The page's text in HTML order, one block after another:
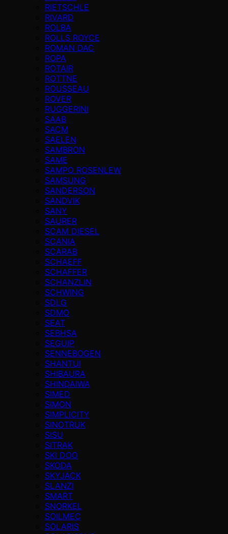
RIETSCHLE
RIVARD
ROLBA
ROLLS ROYCE
ROMAN DAC
ROPA
ROTAIR
ROTTNE
ROUSSEAU
ROVER
RUGGERINI
SAAB
SACM
SAELEN
SAMBRON
SAME
SAMPO ROSENLEW
SAMSUNG
SANDERSON
SANDVIK
SANY
SAURER
SCAM DIESEL
SCANIA
SCARAB
SCHAEFF
SCHAFFER
SCHANZLIN
SCHWING
SDLG
SDMO
SEAT
SEBHSA
SEGUIP
SENNEBOGEN
SHANTUI
SHIBAURA
SHINDAIWA
SIMED
SIMON
SIMPLICITY
SINOTRUK
SISU
SITRAK
SKI DOO
SKODA
SKYJACK
SLANZI
SMART
SNORKEL
SOILMEC
SOLARIS